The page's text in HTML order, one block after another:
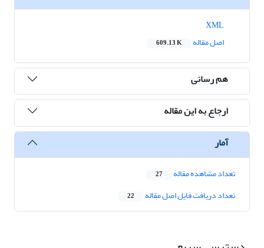
اصل مقاله
609.13 K
هم رسانی
ارجاع به این مقاله
آمار
تعداد مشاهده مقاله 27
تعداد دریافت فایل اصل مقاله 22